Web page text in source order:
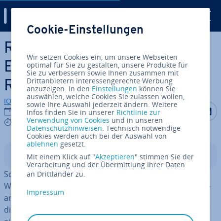
Zum Haupt­in­halt springen
Regedit: Der haus­ei­ge­ne
Editor für die Windows
Registry
IONOS Redaktion
20.09.2022
9 mins
Auf Auf
In­halts­ver­zeich­nis
Schon die erste Version des Terminal-Be­triebs­sys­tems
Windows NT rüstete Microsoft mit einer zentralen, hier­
ar­chisch auf­ge­bau­ten
die bis heute unter dem Namen Windows Registry oder
Cookie-Einstellungen
Wir setzen Cookies ein, um unsere Webseiten
optimal für Sie zu gestalten, unsere Produkte für
Sie zu verbessern sowie Ihnen zusammen mit
Drittanbietern interessengerechte Werbung
anzuzeigen. In den Einstellungen können Sie
auswählen, welche Cookies Sie zulassen wollen,
sowie Ihre Auswahl jederzeit ändern. Weitere
Infos finden Sie in unserer Richtlinie zur
Verwendung von Cookies und in unseren
Datenschutzhinweisen. Technisch notwendige
Cookies werden auch bei der Auswahl von
ablehnen gesetzt.
Mit einem Klick auf "Akzeptieren" stimmen Sie der
Verarbeitung und der Übermittlung Ihrer Daten
an Drittländer zu.
Impressum